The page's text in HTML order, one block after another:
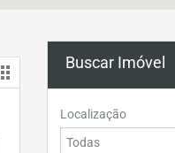
Buscar Imóvel
Localização